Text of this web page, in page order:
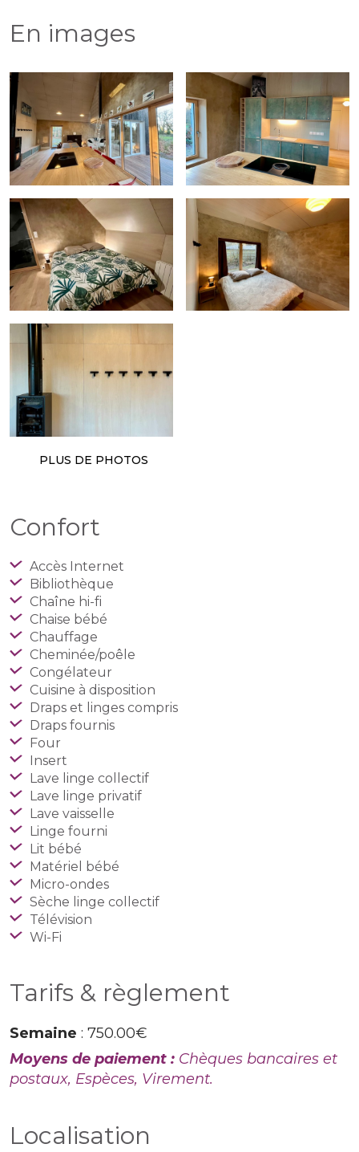
En images
PLUS DE PHOTOS
Confort
Accès Internet
Bibliothèque
Chaîne hi-fi
Chaise bébé
Chauffage
Cheminée/poêle
Congélateur
Cuisine à disposition
Draps et linges compris
Draps fournis
Four
Insert
Lave linge collectif
Lave linge privatif
Lave vaisselle
Linge fourni
Lit bébé
Matériel bébé
Micro-ondes
Sèche linge collectif
Télévision
Wi-Fi
Tarifs & règlement
Semaine : 750.00€
Moyens de paiement : Chèques bancaires et
postaux, Espèces, Virement.
Localisation